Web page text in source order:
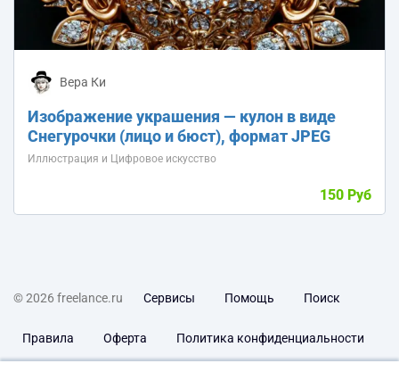
Вера Ки
Изображение украшения — кулон в виде
Снегурочки (лицо и бюст), формат JPEG
Иллюстрация и Цифровое искусство
150 Руб
© 2026 freelance.ru Сервисы Помощь Поиск
Правила Оферта Политика конфиденциальности